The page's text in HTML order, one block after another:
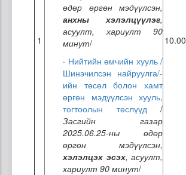
1
өдөр өргөн мэдүүлсэн,
анхны хэлэлцүүлэг,
асуулт, хариулт 90
минут/
· Нийтийн өмчийн хууль /
Шинэчилсэн найруулга/-
ийн төсөл болон хамт
өргөн мэдүүлсэн хууль,
тогтоолын төслүүд /
Засгийн газар
2025.06.25-ны өдөр
өргөн мэдүүлсэн,
хэлэлцэх эсэх, асуулт,
хариулт 90 минут/
10.00